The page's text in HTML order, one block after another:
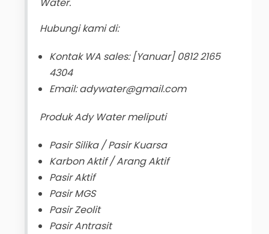
Hubungi kami di:
Kontak WA sales: [Yanuar] 0812 2165
4304
Email: adywater@gmail.com
Produk Ady Water meliputi
Pasir Silika / Pasir Kuarsa
Karbon Aktif / Arang Aktif
Pasir Aktif
Pasir MGS
Pasir Zeolit
Pasir Antrasit